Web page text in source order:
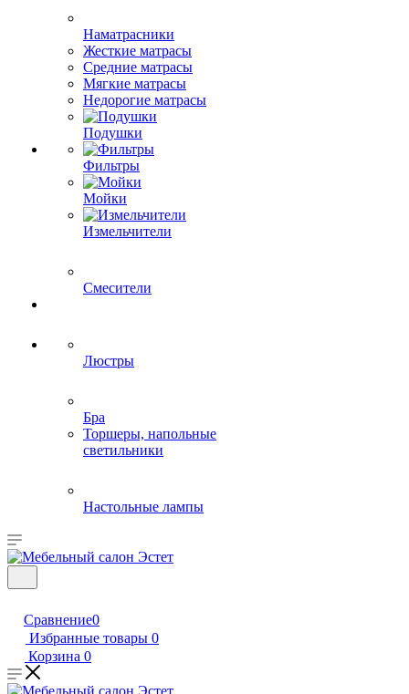
Наматрасники
Жесткие матрасы
Средние матрасы
Мягкие матрасы
Недорогие матрасы
Подушки
Фильтры
Мойки
Измельчители
Смесители
Люстры
Бра
Торшеры, напольные
светильники
Настольные лампы
Сравнение0
Избранные товары 0
Корзина 0